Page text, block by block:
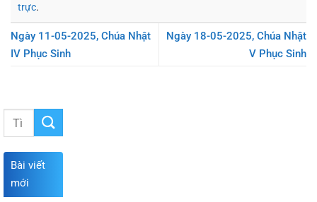
trực.
Ngày 11-05-2025, Chúa Nhật
IV Phục Sinh
Ngày 18-05-2025, Chúa Nhật
V Phục Sinh
Bài viết
mới